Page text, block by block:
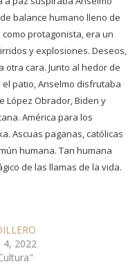
balance humano lleno de
protagonista, era un
y explosiones. Deseos,
cara. Junto al hedor de
patio, Anselmo disfrutaba
López Obrador, Biden y
América para los
Ascuas paganas, católicas
humana. Tan humana
de las llamas de la vida.
4, 2022